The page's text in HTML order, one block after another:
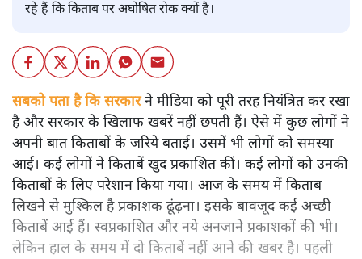
रहे हैं कि किताब पर अघोषित रोक क्यों है।
सबको पता है कि सरकारने मीडिया को पूरी तरह नियंत्रित कर रखा
है और सरकार के खिलाफ खबरें नहीं छपती हैं। ऐसे में कुछ लोगों ने
अपनी बात किताबों के जरिये बताई। उसमें भी लोगों को समस्या
आई। कई लोगों ने किताबें खुद प्रकाशित कीं। कई लोगों को उनकी
किताबों के लिए परेशान किया गया। आज के समय में किताब
लिखने से मुश्किल है प्रकाशक ढूंढ़ना। इसके बावजूद कई अच्छी
किताबें आई हैं। स्वप्रकाशित और नये अनजाने प्रकाशकों की भी।
लेकिन हाल के समय में दो किताबें नहीं आने की खबर है। पहली